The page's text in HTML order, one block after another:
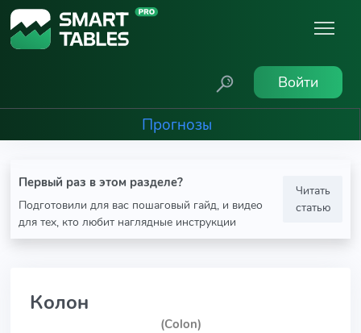
Войти
Прогнозы
Первый раз в этом разделе?
Подготовили для вас пошаговый гайд, и видео
для тех, кто любит наглядные инструкции
Читать
статью
Колон
(Colon)